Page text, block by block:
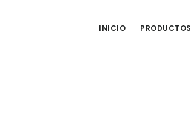
INICIO PRODUCTOS